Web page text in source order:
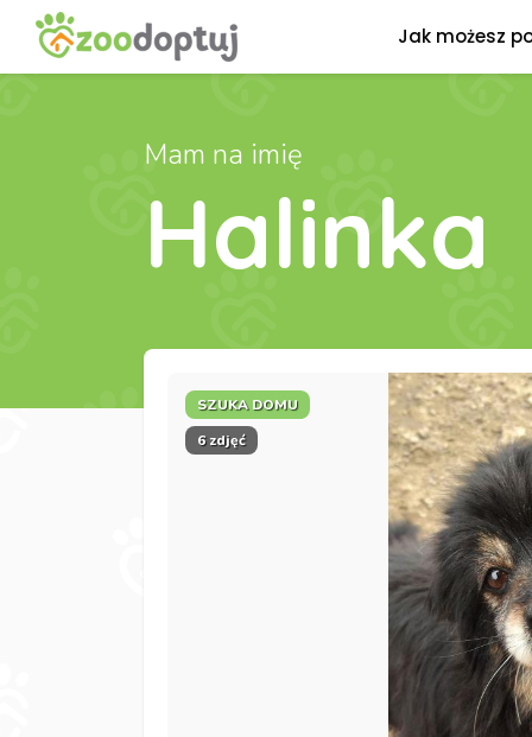
Jak możesz
Mam na imię
Halinka
SZUKA DOMU
6 zdjęć